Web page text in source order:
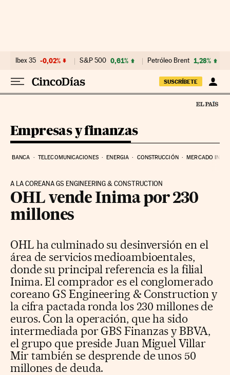
Ibex 35 -0,02% S&P 500 0,61% Petróleo Brent 1,28%
SUSCRÍBETE
Empresas y finanzas
BANCA TELECOMUNICACIONES ENERGIA CONSTRUCCIÓN MERCADO
A LA COREANA GS ENGINEERING & CONSTRUCTION
OHL vende Inima por 230
millones
OHL ha culminado su desinversión en el
área de servicios medioambioentales,
donde su principal referencia es la filial
Inima. El comprador es el conglomerado
coreano GS Engineering & Construction y
la cifra pactada ronda los 230 millones de
euros. Con la operación, que ha sido
intermediada por GBS Finanzas y BBVA,
el grupo que preside Juan Miguel Villar
Mir también se desprende de unos 50
millones de deuda.